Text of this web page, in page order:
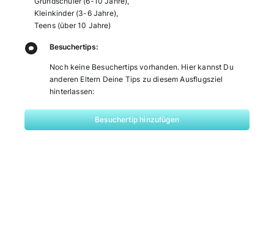
Kleinkinder (3-6 Jahre),
Teens (über 10 Jahre)
Besuchertips:
Noch keine Besuchertips vorhanden. Hier kannst Du
anderen Eltern Deine Tips zu diesem Ausflugsziel
hinterlassen:
Besuchertip hinzufügen